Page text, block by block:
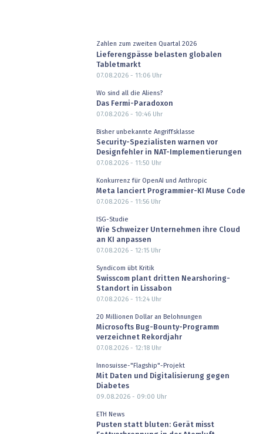
Zahlen zum zweiten Quartal 2026
Lieferengpässe belasten globalen
Tabletmarkt
07.08.2026 - 11:06Uhr
Wo sind all die Aliens?
Das Fermi-Paradoxon
07.08.2026 - 10:46Uhr
Bisher unbekannte Angriffsklasse
Security-Spezialisten warnen vor
Designfehler in NAT-Implementierungen
07.08.2026 - 11:50 Uhr
Konkurrenz für OpenAI und Anthropic
Meta lanciert Programmier-KI Muse Code
07.08.2026 - 11:56Uhr
ISG-Studie
Wie Schweizer Unternehmen ihre Cloud
an KI anpassen
07.08.2026 - 12:15Uhr
Syndicom übt Kritik
Swisscom plant dritten Nearshoring-
Standort in Lissabon
07.08.2026 - 11:24Uhr
20 Millionen Dollar an Belohnungen
Microsofts Bug-Bounty-Programm
verzeichnet Rekordjahr
07.08.2026 - 12:18Uhr
Innosuisse-"Flagship"-Projekt
Mit Daten und Digitalisierung gegen
Diabetes
09.08.2026 - 09:00 Uhr
ETH News
Pusten statt bluten: Gerät misst